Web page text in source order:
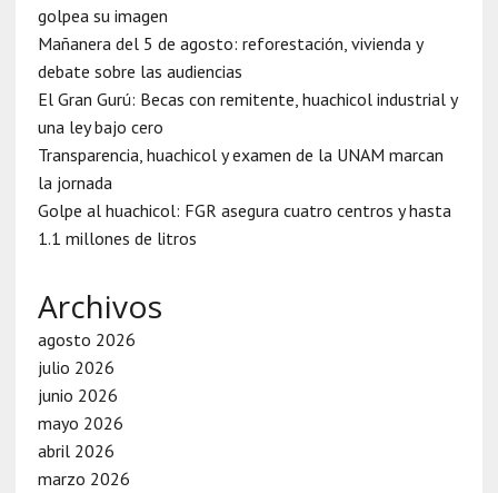
golpea su imagen
Mañanera del 5 de agosto: reforestación, vivienda y
debate sobre las audiencias
El Gran Gurú: Becas con remitente, huachicol industrial y
una ley bajo cero
Transparencia, huachicol y examen de la UNAM marcan
la jornada
Golpe al huachicol: FGR asegura cuatro centros y hasta
1.1 millones de litros
Archivos
agosto 2026
julio 2026
junio 2026
mayo 2026
abril 2026
marzo 2026